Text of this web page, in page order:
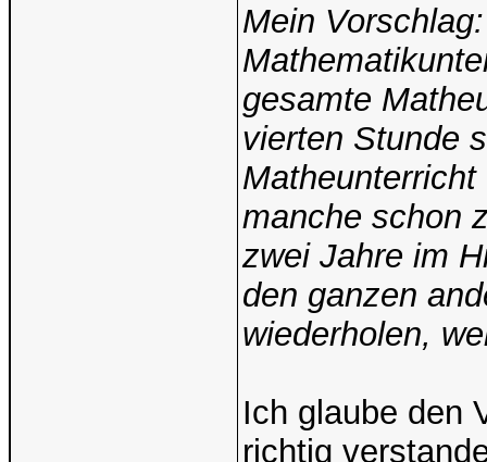
Mein
gesamte
vierten Stunde
manche schon
zwei Jahre im
den ganzen
wiederholen,
Ich glaube den
richtig